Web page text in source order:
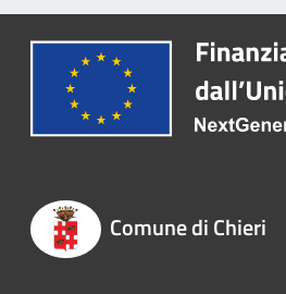
Comune di Chieri